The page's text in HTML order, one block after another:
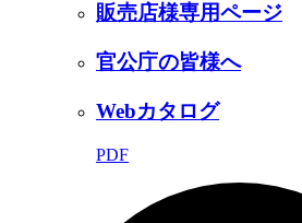
販売店様専用ページ
官公庁の皆様へ
Webカタログ
PDF